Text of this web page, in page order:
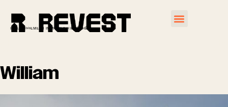
INVESTISSEMENT IMMOBILIER INTÉGRÉ
William